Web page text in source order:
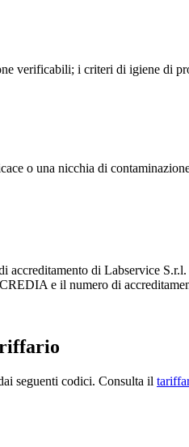
verificabili; i criteri di igiene di
o una nicchia di
accreditamento di Labservice
e il numero di
seguenti codici. Consulta il